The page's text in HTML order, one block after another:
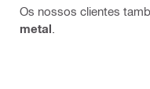
Os nossos clientes
metal